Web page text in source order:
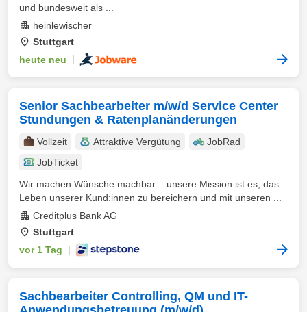
und bundesweit als ...
heinlewischer
Stuttgart
heute neu
Senior Sachbearbeiter m/w/d Service Center
Stundungen & Ratenplanänderungen
Vollzeit Attraktive Vergütung
JobRad
JobTicket
Wir machen Wünsche machbar – unsere Mission ist es, das
Leben unserer Kund:innen zu bereichern und mit unseren ...
Creditplus Bank AG
Stuttgart
vor 1 Tag
Sachbearbeiter Controlling, QM und IT-